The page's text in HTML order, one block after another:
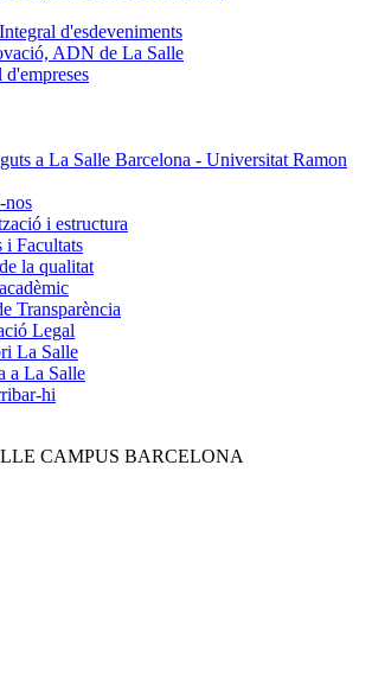
d'esdeveniments
ADN de La Salle
d'empreses
a La Salle Barcelona - Universitat Ramon
nos
i estructura
i Facultats
la qualitat
Transparència
Legal
La Salle
a La Salle
hi
CAMPUS BARCELONA